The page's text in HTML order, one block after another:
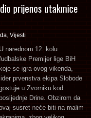
prijenos utakmice
Vijesti
U narednom 12. kolu
Premijer lige BiH
se igra ovog vikenda,
prvenstva ekipa Slobode
u Zvorniku kod
Drine. Obzirom da
susret neće biti na malim